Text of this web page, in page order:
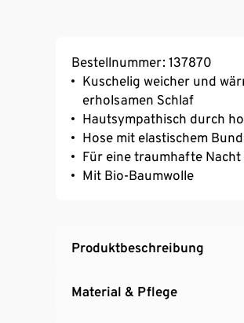
Bestellnummer: 137870
Kuschelig weicher und
erholsamen Schlaf
Hautsympathisch durch
Hose mit elastischem
Für eine traumhafte
Mit Bio-Baumwolle
Produktbeschreibung
Material & Pflege